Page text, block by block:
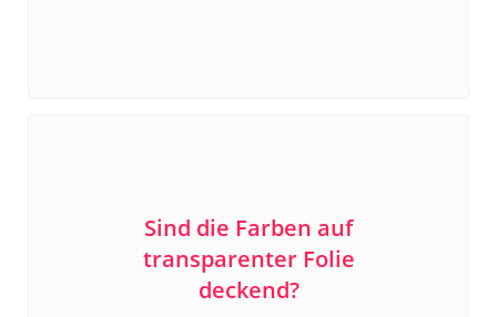
Sind die Farben auf
transparenter Folie
deckend?